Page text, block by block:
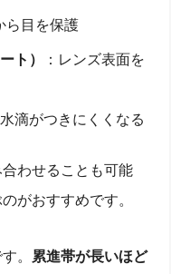
ら目を保護
ト）
：レンズ表面を
水滴がつきにくくなる
わせることも可能
がおすすめです。
。 累進帯が長いほど